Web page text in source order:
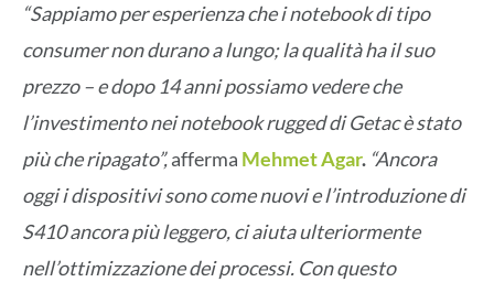
“Sappiamo per esperienza che i notebook di tipo
consumer non durano a lungo; la qualità ha il suo
prezzo – e dopo 14 anni possiamo vedere che
l’investimento nei notebook rugged di Getac è stato
più che ripagato”,afferma Mehmet Agar. “Ancora
oggi i dispositivi sono come nuovi e l’introduzione di
S410 ancora più leggero, ci aiuta ulteriormente
nell’ottimizzazione dei processi. Con questo